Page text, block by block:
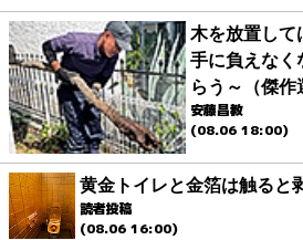
木を放置して
手に負えなく
らう～（傑作
安藤昌教
(08.06 18:00)
黄金トイレと金箔は触ると
読者投稿
(08.06 16:00)